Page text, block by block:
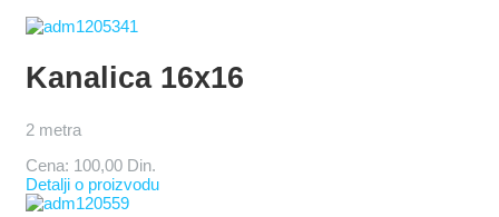
Kanalica 16x16
2 metra
Cena: 100,00 Din.
Detalji o proizvodu